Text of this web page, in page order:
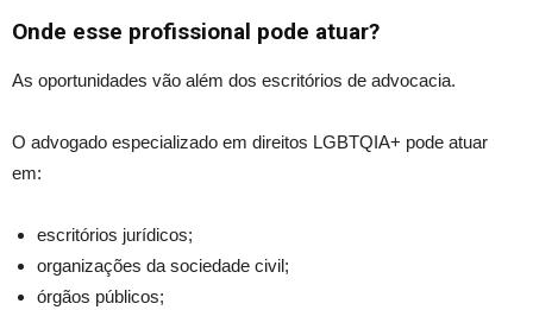
Onde esse profissional pode atuar?
As oportunidades vão além dos escritórios de advocacia.
O advogado especializado em direitos LGBTQIA+ pode atuar
em:
escritórios jurídicos;
organizações da sociedade civil;
órgãos públicos;